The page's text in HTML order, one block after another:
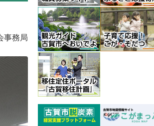
事務局